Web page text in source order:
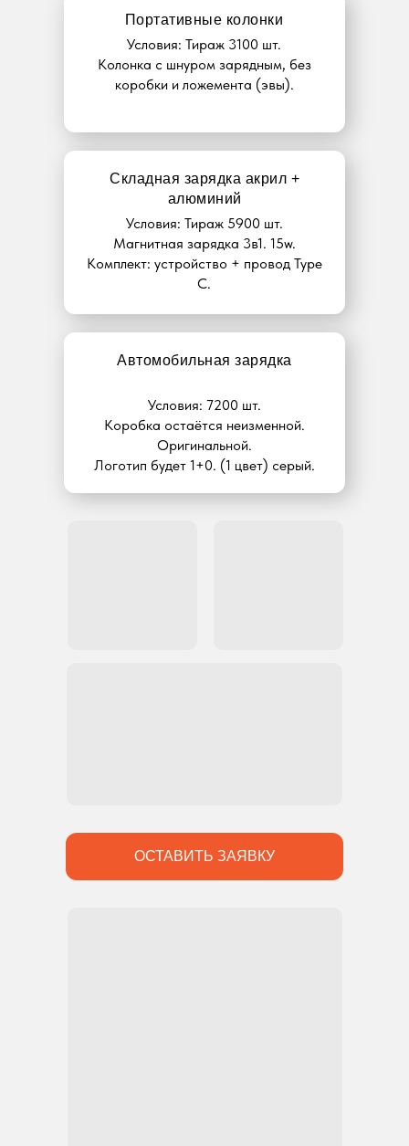
ОСТАВИТЬ ЗАЯВКУ
Портативные колонки
Условия: Тираж 3100 шт.
Колонка с шнуром зарядным, без
коробки и ложемента (эвы).
Складная зарядка акрил +
алюминий
Условия: Тираж 5900 шт.
Магнитная зарядка 3в1. 15w.
Комплект: устройство + провод Type
C.
Автомобильная зарядка
Условия: 7200 шт.
Коробка остаётся неизменной.
Оригинальной.
Логотип будет 1+0. (1 цвет) серый.